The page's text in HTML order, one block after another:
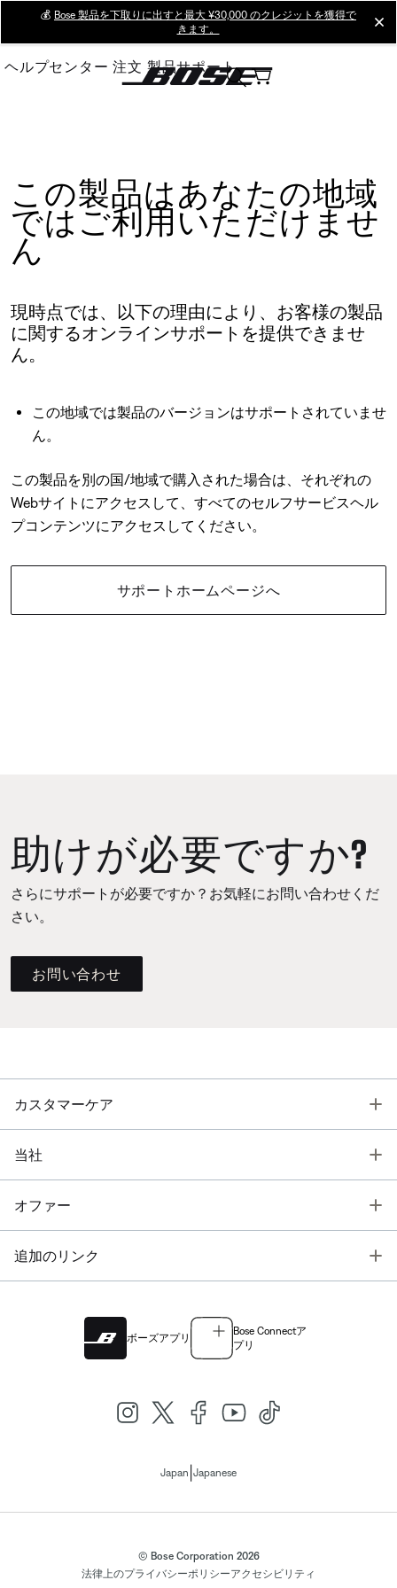
Main
💰 Bose 製品を下取りに出すと最大 ¥30,000 のクレジットを獲得で
きます。
ヘルプセンター 注文 製品サポート
この製品はあなたの地域
ではご利用いただけませ
ん
現時点では、以下の理由により、お客様の製品
に関するオンラインサポートを提供できませ
ん。
この地域では製品のバージョンはサポートされていませ
ん。
この製品を別の国/地域で購入された場合は、それぞれの
Webサイトにアクセスして、すべてのセルフサービスヘル
プコンテンツにアクセスしてください。
サポートホームページへ
助けが必要ですか?
さらにサポートが必要ですか？お気軽にお問い合わせくだ
さい。
お問い合わせ
カスタマーケア
当社
オファー
追加のリンク
ボーズアプリ
Bose Connectア
プリ
Japan Japanese
© Bose Corporation 2026
法律上のプライバシーポリシーアクセシビリティ